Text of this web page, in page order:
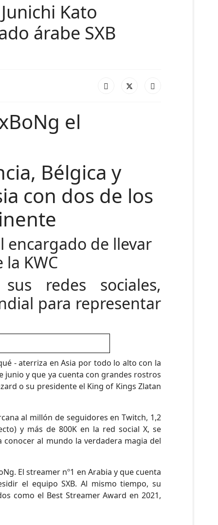
Kato
árabe SXB
el
Bélgica y
con dos de los
encargado de llevar
KWC
redes sociales,
para representar
- aterriza en Asia por todo lo alto con la
junio y que ya cuenta con grandes rostros
o su presidente el King of Kings Zlatan
al millón de seguidores en Twitch, 1,2
y más de 800K en la red social X, se
al mundo la verdadera magia del
El streamer nº1 en Arabia y que cuenta
el equipo SXB. Al mismo tiempo, su
como el Best Streamer Award en 2021,